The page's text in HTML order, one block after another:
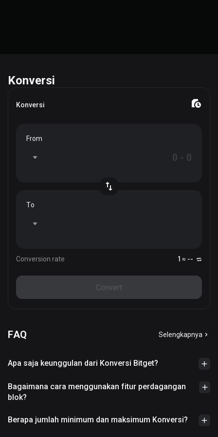
Konversi
Konversi
From
To
Conversion rate 1 ≈ --
Convert
FAQ Selengkapnya
Apa saja keunggulan dari Konversi Bitget?
Bagaimana cara menggunakan fitur perdagangan
blok?
Berapa jumlah minimum dan maksimum Konversi?